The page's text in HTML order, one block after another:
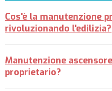
Cos'è la manutenzione
rivoluzionando l'edilizia?
Manutenzione
proprietario?